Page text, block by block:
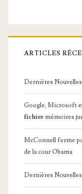
ARTICLES
Dernières
Google, Microsoft
fichier mémoires
McConnell ferme
de la cour Obama
Dernières